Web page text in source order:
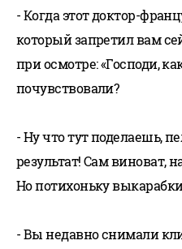
- Когда этот доктор-
который запретил вам
при осмотре: «Господи,
почувствовали?
- Ну что тут поделаешь,
результат! Сам виноват,
Но потихоньку
- Вы недавно снимали